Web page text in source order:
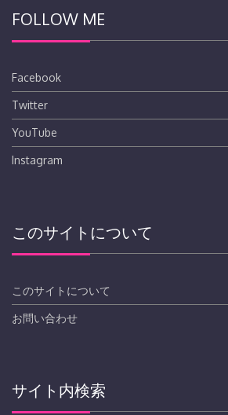
FOLLOW ME
Facebook
Twitter
YouTube
Instagram
このサイトについて
このサイトについて
お問い合わせ
サイト内検索